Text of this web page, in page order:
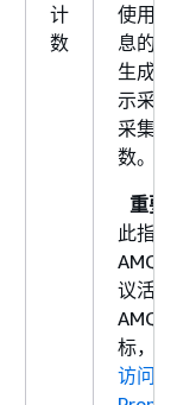
计
数
使用
息的
生成
示采
采集
数。
重要
此指
议活
AMQP
标，
访问